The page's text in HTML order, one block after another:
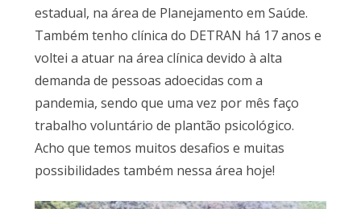
estadual, na área de Planejamento em Saúde.
Também tenho clínica do DETRAN há 17 anos e
voltei a atuar na área clínica devido à alta
demanda de pessoas adoecidas com a
pandemia, sendo que uma vez por mês faço
trabalho voluntário de plantão psicológico.
Acho que temos muitos desafios e muitas
possibilidades também nessa área hoje!